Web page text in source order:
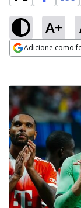
A+
Adicione como